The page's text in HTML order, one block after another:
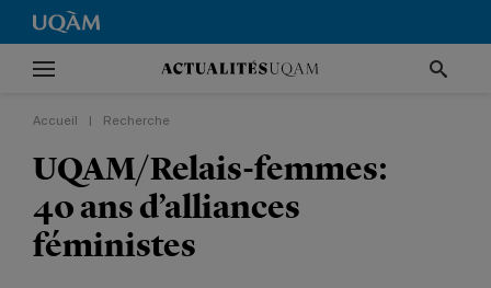
Accueil Recherche
UQAM/Relais-femmes:
40 ans d’alliances
féministes